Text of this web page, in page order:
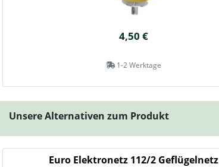
4,50 €
1-2 Werktage
Unsere Alternativen zum Produkt
Euro Elektronetz 112/2 Geflügelnetz